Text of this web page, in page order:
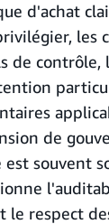
d'achat
les
de contrôle,
de
souvent
le respect